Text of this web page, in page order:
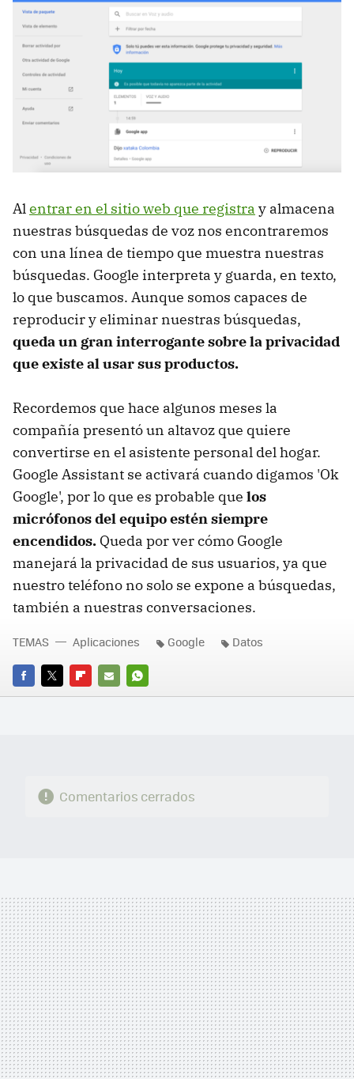
Alentrar en el sitio web que registra y almacena
nuestras búsquedas de voz nos encontraremos
con una línea de tiempo que muestra nuestras
búsquedas. Google interpreta y guarda, en texto,
lo que buscamos. Aunque somos capaces de
reproducir y eliminar nuestras búsquedas,
queda un gran interrogante sobre la privacidad
que existe al usar sus productos.
Recordemos que hace algunos meses la
compañía presentó un altavoz que quiere
convertirse en el asistente personal del hogar.
Google Assistant se activará cuando digamos 'Ok
Google', por lo que es probable que los
micrófonos del equipo estén siempre
encendidos. Queda por ver cómo Google
manejará la privacidad de sus usuarios, ya que
nuestro teléfono no solo se expone a búsquedas,
también a nuestras conversaciones.
FACEBOOK
TWITTERFLIPBOARD
E-
WHATSAPP
TEMAS Aplicaciones Google Datos
Comentarios cerrados